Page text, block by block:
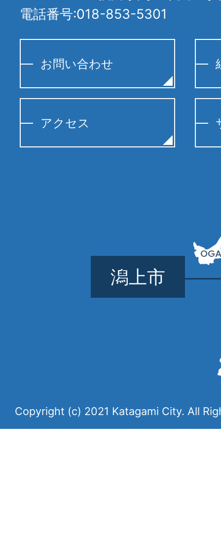
電話番号:018-853-5301
お問い合わせ
アクセス
潟上市
Copyright (c) 2021 Katagami City. All